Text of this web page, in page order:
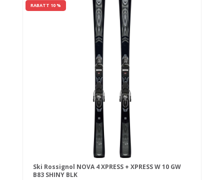
RABATT 10 %
Ski Rossignol NOVA 4 XPRESS + XPRESS W 10 GW
B83 SHINY BLK